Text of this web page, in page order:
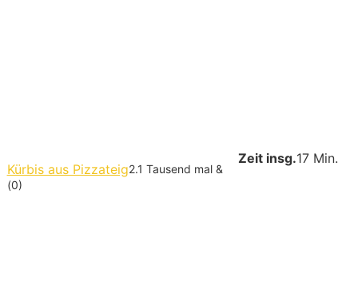
Zeit insg.17 Min.
Kürbis aus Pizzateig2.1 Tausend mal &
(0)